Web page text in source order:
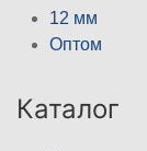
12 мм
Оптом
Каталог